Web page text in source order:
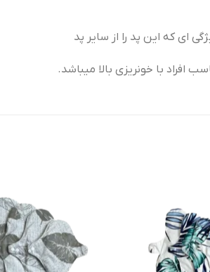
ای که این پد را از سایر پد
افراد با خونریزی بالا میباشد.